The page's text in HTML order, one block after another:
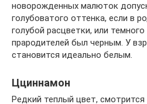
новорожденных малюток
голубоватого оттенка, если в
голубой расцветки, или
прародителей был черным. У
становится идеально белым.
Цциннамон
Редкий теплый цвет,